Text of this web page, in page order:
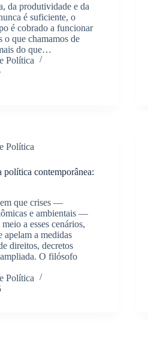
da produtividade e da
é suficiente, o
é cobrado a funcionar
o que chamamos de
do que…
Política
Política
política contemporânea:
que crises —
e ambientais —
a esses cenários,
apelam a medidas
direitos, decretos
O filósofo
Política